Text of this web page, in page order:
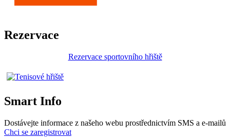
Rezervace
Rezervace sportovního hřiště
Smart Info
Dostávejte informace z našeho webu prostřednictvím SMS a e-mailů
Chci se zaregistrovat